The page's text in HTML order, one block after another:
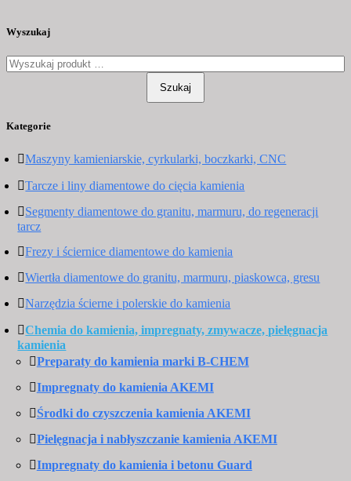
Wyszukaj
Szukaj
Kategorie
Maszyny kamieniarskie, cyrkularki, boczkarki, CNC
Tarcze i liny diamentowe do cięcia kamienia
Segmenty diamentowe do granitu, marmuru, do regeneracji
tarcz
Frezy i ściernice diamentowe do kamienia
Wiertła diamentowe do granitu, marmuru, piaskowca, gresu
Narzędzia ścierne i polerskie do kamienia
Chemia do kamienia, impregnaty, zmywacze, pielęgnacja
kamienia
Preparaty do kamienia marki B-CHEM
Impregnaty do kamienia AKEMI
Środki do czyszczenia kamienia AKEMI
Pielęgnacja i nabłyszczanie kamienia AKEMI
Impregnaty do kamienia i betonu Guard